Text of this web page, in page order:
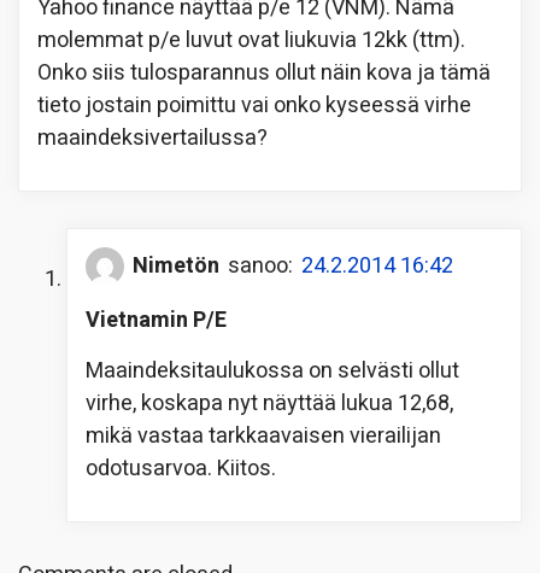
Yahoo finance näyttää p/e 12 (VNM). Nämä
molemmat p/e luvut ovat liukuvia 12kk (ttm).
Onko siis tulosparannus ollut näin kova ja tämä
tieto jostain poimittu vai onko kyseessä virhe
maaindeksivertailussa?
Nimetön sanoo: 24.2.2014 16:42
Vietnamin P/E
Maaindeksitaulukossa on selvästi ollut
virhe, koskapa nyt näyttää lukua 12,68,
mikä vastaa tarkkaavaisen vierailijan
odotusarvoa. Kiitos.